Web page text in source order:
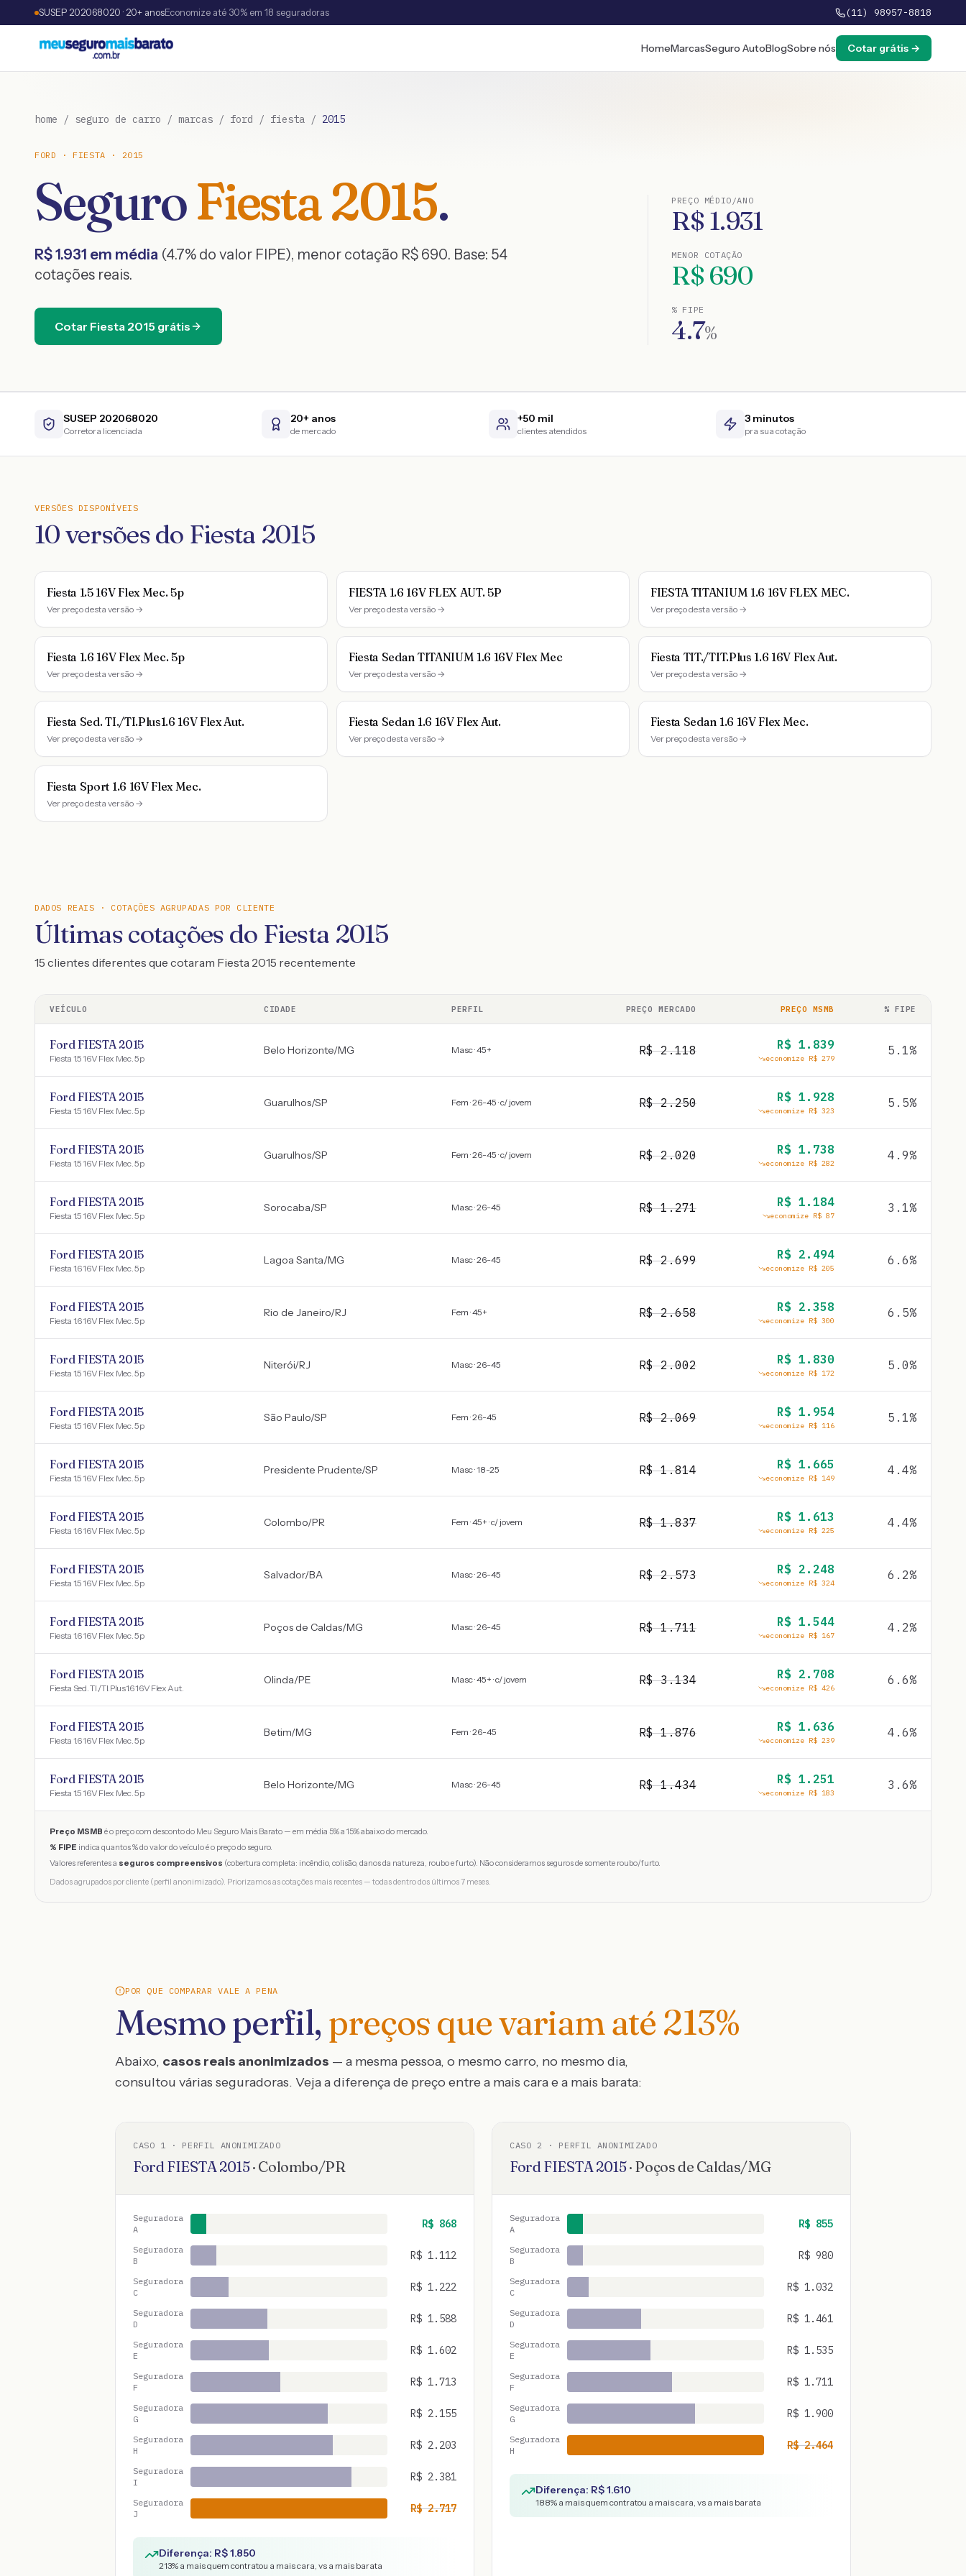
SUSEP 202068020 · 20+ anosEconomize até 30% em 18 seguradoras (11) 98957-8818
HomeMarcasSeguro AutoBlogSobre nós Cotar grátis →
home / seguro de carro / marcas / ford / fiesta / 2015
FORD ·FIESTA · 2015
SeguroFiesta2015.
R$1.931 em média (4.7% do valor FIPE), menor cotação R$ 690. Base: 54
cotações reais.
Cotar Fiesta 2015 grátis
PREÇO MÉDIO/ANO
R$ 1.931
MENOR COTAÇÃO
R$ 690
% FIPE
4.7%
SUSEP 202068020
Corretora licenciada
20+ anos
de mercado
+50 mil
clientes atendidos
3 minutos
pra sua cotação
VERSÕES DISPONÍVEIS
10versões do Fiesta 2015
Fiesta 1.5 16V Flex Mec. 5p
Ver preço desta versão →
FIESTA 1.6 16V FLEX AUT. 5P
Ver preço desta versão →
FIESTA TITANIUM 1.6 16V FLEX MEC.
Ver preço desta versão →
Fiesta 1.6 16V Flex Mec. 5p
Ver preço desta versão →
Fiesta Sedan TITANIUM 1.6 16V Flex Mec
Ver preço desta versão →
Fiesta TIT./TIT.Plus 1.6 16V Flex Aut.
Ver preço desta versão →
Fiesta Sed. TI./TI.Plus1.6 16V Flex Aut.
Ver preço desta versão →
Fiesta Sedan 1.6 16V Flex Aut.
Ver preço desta versão →
Fiesta Sedan 1.6 16V Flex Mec.
Ver preço desta versão →
Fiesta Sport 1.6 16V Flex Mec.
Ver preço desta versão →
DADOS REAIS · COTAÇÕES AGRUPADAS POR CLIENTE
Últimas cotações do Fiesta 2015
15 clientes diferentes que cotaram Fiesta 2015 recentemente
VEÍCULO CIDADE PERFIL PREÇO MERCADO PREÇO MSMB % FIPE
Ford FIESTA 2015
Fiesta 1.5 16V Flex Mec. 5p
Belo Horizonte/MG Masc · 45+ R$2.118 R$ 1.839
economize R$ 279
5.1%
Ford FIESTA 2015
Fiesta 1.5 16V Flex Mec. 5p
Guarulhos/SP Fem · 26-45 · c/ jovem R$2.250 R$ 1.928
economize R$ 323
5.5%
Ford FIESTA 2015
Fiesta 1.5 16V Flex Mec. 5p
Guarulhos/SP Fem · 26-45 · c/ jovem R$2.020 R$ 1.738
economize R$ 282
4.9%
Ford FIESTA 2015
Fiesta 1.5 16V Flex Mec. 5p
Sorocaba/SP Masc · 26-45 R$1.271 R$ 1.184
economize R$ 87
3.1%
Ford FIESTA 2015
Fiesta 1.6 16V Flex Mec. 5p
Lagoa Santa/MG Masc · 26-45 R$2.699 R$ 2.494
economize R$ 205
6.6%
Ford FIESTA 2015
Fiesta 1.6 16V Flex Mec. 5p
Rio de Janeiro/RJ Fem · 45+ R$2.658 R$ 2.358
economize R$ 300
6.5%
Ford FIESTA 2015
Fiesta 1.5 16V Flex Mec. 5p
Niterói/RJ Masc · 26-45 R$2.002 R$ 1.830
economize R$ 172
5.0%
Ford FIESTA 2015
Fiesta 1.5 16V Flex Mec. 5p
São Paulo/SP Fem · 26-45 R$2.069 R$ 1.954
economize R$ 116
5.1%
Ford FIESTA 2015
Fiesta 1.5 16V Flex Mec. 5p
Presidente Prudente/SP Masc · 18-25 R$1.814 R$ 1.665
economize R$ 149
4.4%
Ford FIESTA 2015
Fiesta 1.6 16V Flex Mec. 5p
Colombo/PR Fem · 45+ · c/ jovem R$1.837 R$ 1.613
economize R$ 225
4.4%
Ford FIESTA 2015
Fiesta 1.5 16V Flex Mec. 5p
Salvador/BA Masc · 26-45 R$2.573 R$ 2.248
economize R$ 324
6.2%
Ford FIESTA 2015
Fiesta 1.6 16V Flex Mec. 5p
Poços de Caldas/MG Masc · 26-45 R$1.711 R$ 1.544
economize R$ 167
4.2%
Ford FIESTA 2015
Fiesta Sed. TI./TI.Plus1.6 16V Flex Aut.
Olinda/PE Masc · 45+ · c/ jovem R$3.134 R$ 2.708
economize R$ 426
6.6%
Ford FIESTA 2015
Fiesta 1.6 16V Flex Mec. 5p
Betim/MG Fem · 26-45 R$1.876 R$ 1.636
economize R$ 239
4.6%
Ford FIESTA 2015
Fiesta 1.5 16V Flex Mec. 5p
Belo Horizonte/MG Masc · 26-45 R$1.434 R$ 1.251
economize R$ 183
3.6%
Preço MSMB é o preço com desconto do Meu Seguro Mais Barato — em média 5% a 15% abaixo do mercado.
% FIPE indica quantos % do valor do veículo é o preço do seguro.
Valores referentes a seguros compreensivos (cobertura completa: incêndio, colisão, danos da natureza, roubo e furto). Não consideramos seguros de somente roubo/furto.
Dados agrupados por cliente (perfil anonimizado). Priorizamos as cotações mais recentes — todas dentro dos últimos 7 meses.
POR QUE COMPARAR VALE A PENA
Mesmo perfil, preços que variam até 213%
Abaixo, casos reais anonimizados — a mesma pessoa, o mesmo carro, no mesmo dia,
consultou várias seguradoras. Veja a diferença de preço entre a mais cara e a mais barata:
CASO 1 · PERFIL ANONIMIZADO
Ford FIESTA2015· Colombo/PR
Seguradora
A
R$ 868
Seguradora
B
R$ 1.112
Seguradora
C
R$ 1.222
Seguradora
D
R$ 1.588
Seguradora
E
R$ 1.602
Seguradora
F
R$ 1.713
Seguradora
G
R$ 2.155
Seguradora
H
R$ 2.203
Seguradora
I
R$ 2.381
Seguradora
J
R$2.717
Diferença: R$1.850
213% a mais quem contratou a mais cara, vs a mais barata
CASO 2 · PERFIL ANONIMIZADO
Ford FIESTA2015· Poços de Caldas/MG
Seguradora
A
R$ 855
Seguradora
B
R$ 980
Seguradora
C
R$ 1.032
Seguradora
D
R$ 1.461
Seguradora
E
R$ 1.535
Seguradora
F
R$ 1.711
Seguradora
G
R$ 1.900
Seguradora
H
R$2.464
Diferença: R$1.610
188% a mais quem contratou a mais cara, vs a mais barata